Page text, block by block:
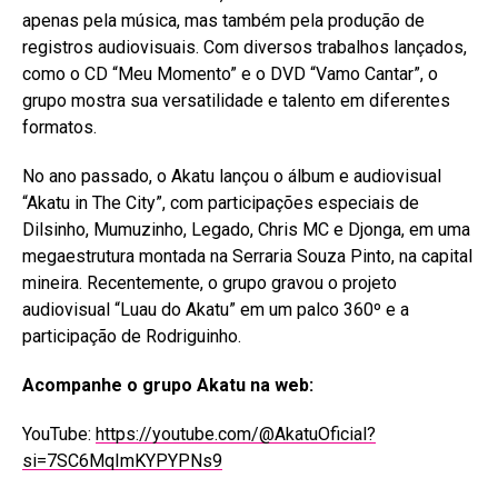
apenas pela música, mas também pela produção de
registros audiovisuais. Com diversos trabalhos lançados,
como o CD “Meu Momento” e o DVD “Vamo Cantar”, o
grupo mostra sua versatilidade e talento em diferentes
formatos.
No ano passado, o Akatu lançou o álbum e audiovisual
“Akatu in The City”, com participações especiais de
Dilsinho, Mumuzinho, Legado, Chris MC e Djonga, em uma
megaestrutura montada na Serraria Souza Pinto, na capital
mineira. Recentemente, o grupo gravou o projeto
audiovisual “Luau do Akatu” em um palco 360º e a
participação de Rodriguinho.
Acompanhe o grupo Akatu na web:
YouTube: https://youtube.com/@AkatuOficial?
si=7SC6MqImKYPYPNs9